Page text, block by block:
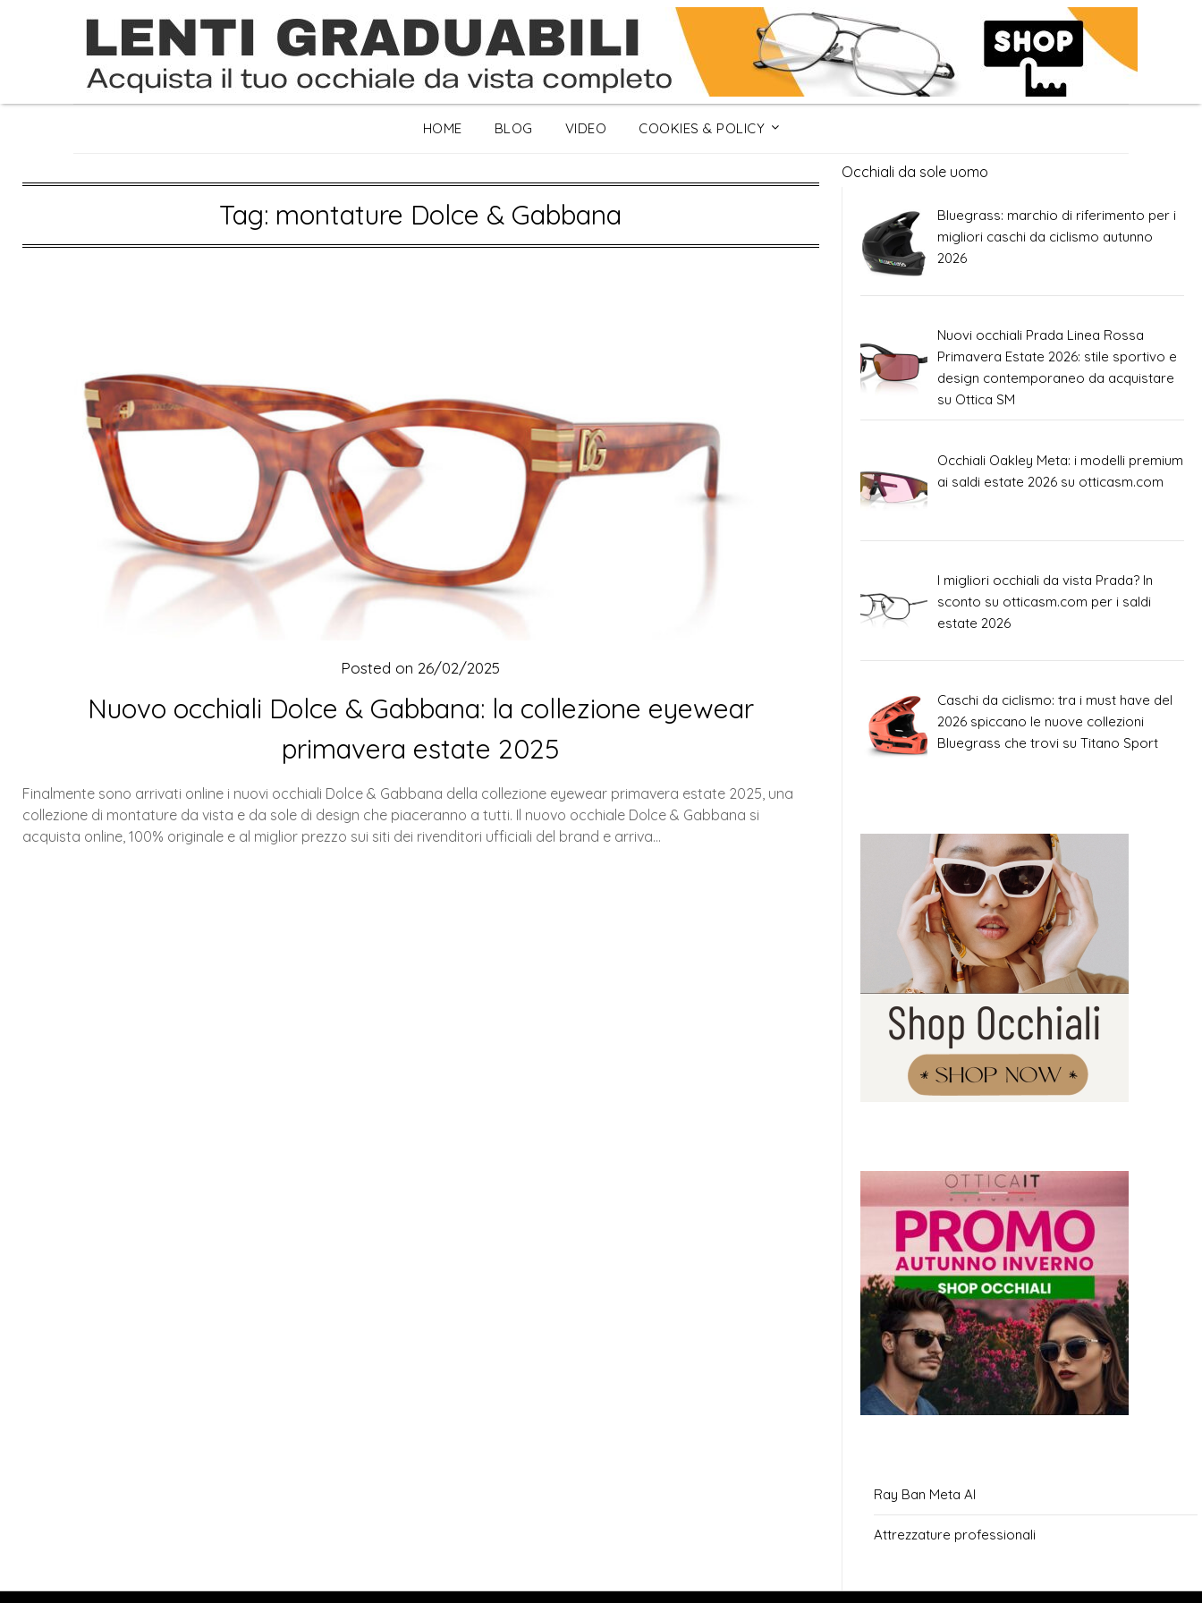
HOME BLOG VIDEO COOKIES & POLICY
Occhiali da sole uomo
Tag: montature Dolce & Gabbana
Nuovo occhiali Dolce & Gabbana: la collezione eyewear
primavera estate 2025
Posted on 26/02/2025
Finalmente sono arrivati online i nuovi occhiali Dolce & Gabbana della collezione eyewear primavera estate 2025, una
collezione di montature da vista e da sole di design che piaceranno a tutti. Il nuovo occhiale Dolce & Gabbana si
acquista online, 100% originale e al miglior prezzo sui siti dei rivenditori ufficiali del brand e arriva…
Bluegrass: marchio di riferimento per i
migliori caschi da ciclismo autunno
2026
Nuovi occhiali Prada Linea Rossa
Primavera Estate 2026: stile sportivo e
design contemporaneo da acquistare
su Ottica SM
Occhiali Oakley Meta: i modelli premium
ai saldi estate 2026 su otticasm.com
I migliori occhiali da vista Prada? In
sconto su otticasm.com per i saldi
estate 2026
Caschi da ciclismo: tra i must have del
2026 spiccano le nuove collezioni
Bluegrass che trovi su Titano Sport
Ray Ban Meta AI
Attrezzature professionali